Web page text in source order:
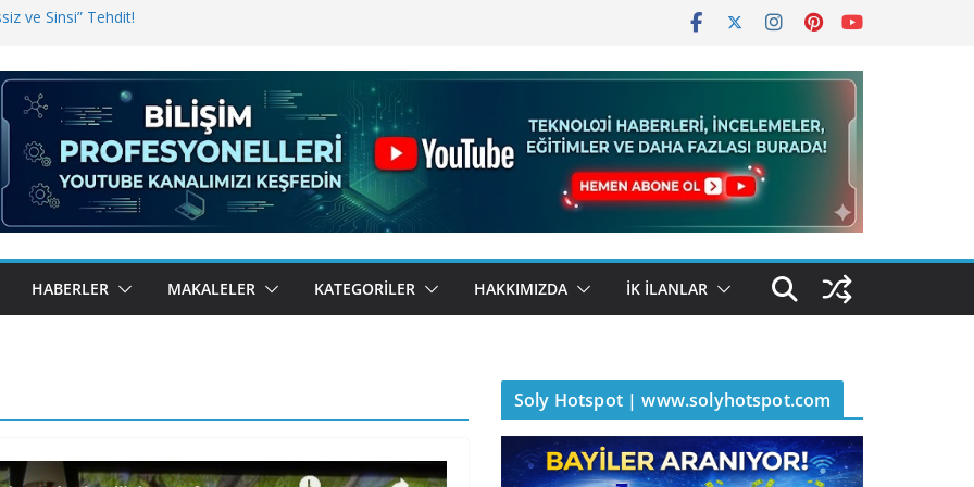
ve Sinsi” Tehdit!
Bugün BulutTahsilat’ta
Kemal Oral Tüm Sorularımızı
HABERLER MAKALELER KATEGORILER HAKKIMIZDA İK İLANLAR
Soly Hotspot | www.solyhotspot.com